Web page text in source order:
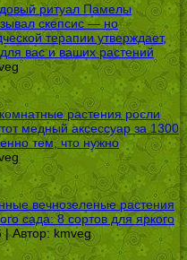
ритуал Памелы
скепсис — но
терапии утверждает,
для вас и ваших растений
растения росли
медный аксессуар за 1300
тем, что нужно
вечнозеленые растения
сада: 8 сортов для яркого
| Автор: kmveg